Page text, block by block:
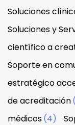
Soluciones
Soluciones y
científico a
Soporte en
estratégico
de acreditación
médicos(4)